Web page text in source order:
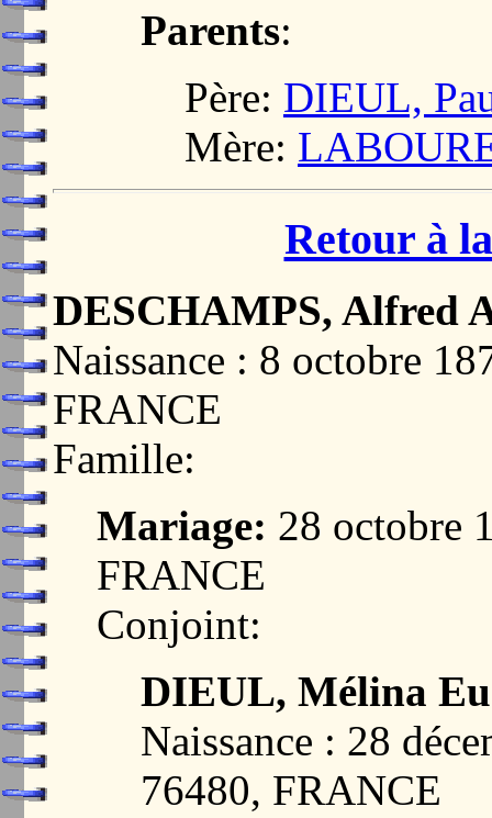
Parents:
Père: DIEUL,
Mère:
Retour à
DESCHAMPS, Alfred
Naissance : 8 octobre
FRANCE
Famille:
Mariage: 28 octobre
FRANCE
Conjoint:
DIEUL, Mélina
Naissance : 28
76480, FRANCE